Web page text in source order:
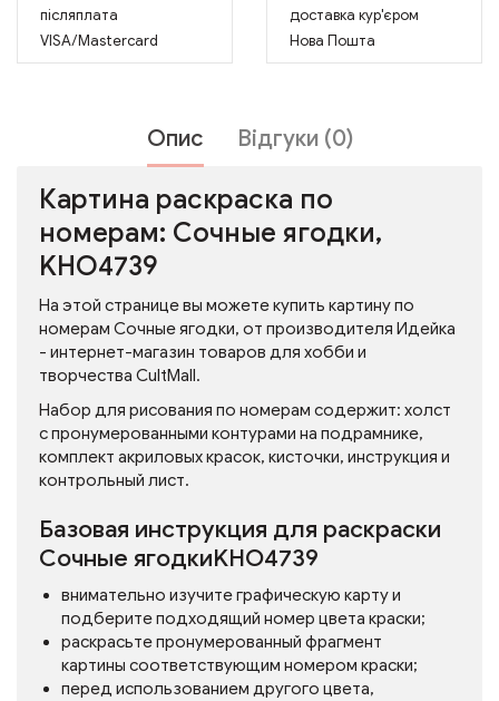
післяплата
VISA/Mastercard
доставка кур'єром
Нова Пошта
Опис Відгуки (0)
Картина раскраска по
номерам: Сочные ягодки,
KHO4739
На этой странице вы можете купить картину по
номерам Сочные ягодки, от производителя Идейка
- интернет-магазин товаров для хобби и
творчества CultMall.
Набор для рисования по номерам содержит: холст
с пронумерованными контурами на подрамнике,
комплект акриловых красок, кисточки, инструкция и
контрольный лист.
Базовая инструкция для раскраски
Сочные ягодкиKHO4739
внимательно изучите графическую карту и
подберите подходящий номер цвета краски;
раскрасьте пронумерованный фрагмент
картины соответствующим номером краски;
перед использованием другого цвета,